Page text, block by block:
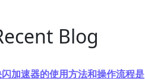
Blog
加速器的使用方法和操作流程是